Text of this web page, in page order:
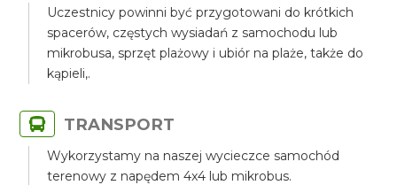
Uczestnicy powinni być przygotowani do krótkich
spacerów, częstych wysiadań z samochodu lub
mikrobusa, sprzęt plażowy i ubiór na plaże, także do
kąpieli,.
TRANSPORT
Wykorzystamy na naszej wycieczce samochód
terenowy z napędem 4x4 lub mikrobus.